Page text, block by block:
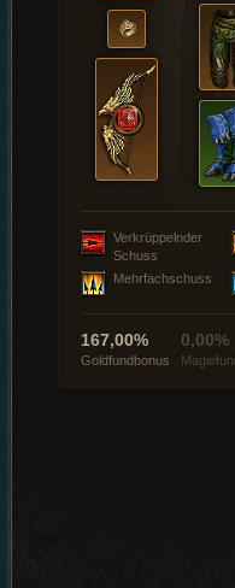
Verkrüppelnder
Schuss
Mehrfachschuss
167,00%
Goldfundbonus
0,00%